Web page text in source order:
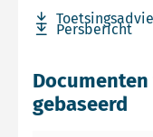
Download
Persbericht
Download
gebaseerd